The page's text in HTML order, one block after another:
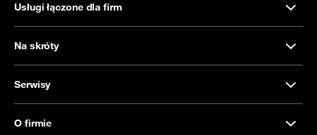
Usługi łączone dla firm
Na skróty
Serwisy
O firmie